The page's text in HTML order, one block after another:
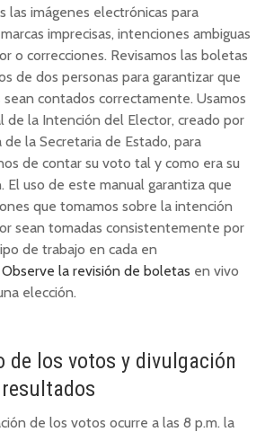
las imágenes electrónicas para
imprecisas, intenciones ambiguas
o correcciones. Revisamos las boletas
de dos personas para garantizar que
contados correctamente. Usamos
de la Intención del Elector, creado por
de la Secretaria de Estado, para
de contar su voto tal y como era su
El uso de este manual garantiza que
que tomamos sobre la intención
sean tomadas consistentemente por
de trabajo en cada en
Observe la revisión de boletas en vivo
elección.
de los votos y divulgación
de los votos ocurre a las 8 p.m. la